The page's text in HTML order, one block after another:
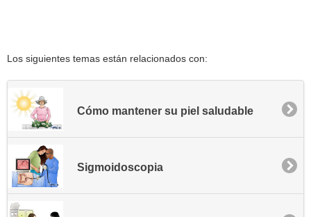
Los siguientes temas están relacionados con:
Cómo mantener su piel saludable
Sigmoidoscopia